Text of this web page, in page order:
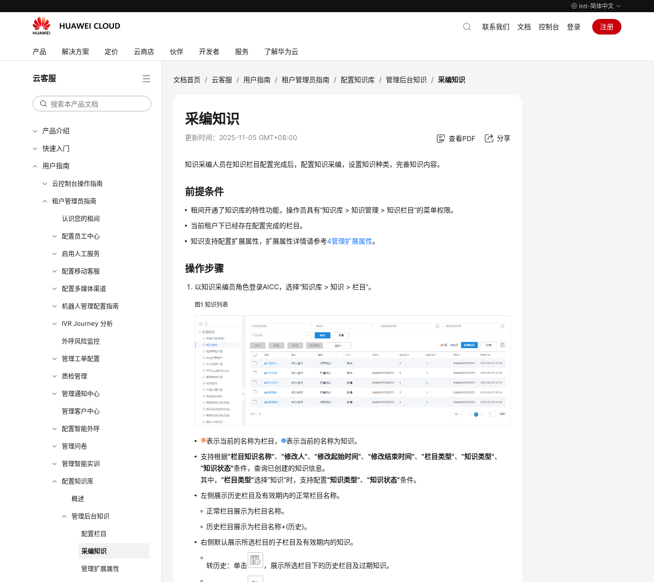
Intl-简体中文
产品 解决方案 定价 云商店 伙伴 开发者 服务 了解华为云
联系我们 文档 控制台 登录 注册
云客服
产品介绍
快速入门
用户指南
云控制台操作指南
租户管理员指南
认识您的租间
配置员工中心
启用人工服务
配置移动客服
配置多媒体渠道
机器人管理配置指南
IVR Journey 分析
外呼风险监控
管理工单配置
质检管理
管理通知中心
管理客户中心
配置智能外呼
管理问卷
管理智能实训
配置知识库
概述
管理后台知识
配置栏目
采编知识
管理扩展属性
文档首页 / 云客服 / 用户指南 / 租户管理员指南 / 配置知识库 / 管理后台知识 / 采编知识
采编知识
更新时间： 2025-11-05 GMT+08:00 查看PDF 分享
知识采编人员在知识栏目配置完成后，配置知识采编，设置知识种类，完善知识内容。
前提条件
租间开通了知识库的特性功能，操作员具有“知识库 >知识管理 >知识栏目”的菜单权限。
当前租户下已经存在配置完成的栏目。
知识支持配置扩展属性，扩展属性详情请参考4管理扩展属性。
操作步骤
以知识采编员角色登录AICC，选择“知识库 >知识 >栏目”。
图1知识列表
表示当前的名称为栏目， 表示当前的名称为知识。
支持根据“栏目知识名称”、“修改人”、“修改起始时间”、“修改结束时间”、“栏目类型”、“知识类型”、
“知识状态”条件，查询已创建的知识信息。
其中，“栏目类型”选择“知识”时，支持配置“知识类型”、“知识状态”条件。
左侧展示历史栏目及有效期内的正常栏目名称。
正常栏目展示为栏目名称。
历史栏目展示为栏目名称+(历史)。
右侧默认展示所选栏目的子栏目及有效期内的知识。
转历史：单击 ，展示所选栏目下的历史栏目及过期知识。